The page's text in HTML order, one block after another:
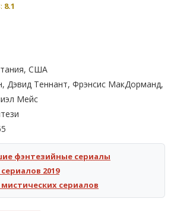
8.1
США
Дэвид Теннант, Фрэнсис МакДорманд,
Мейс
фэнтезийные сериалы
2019
сериалов